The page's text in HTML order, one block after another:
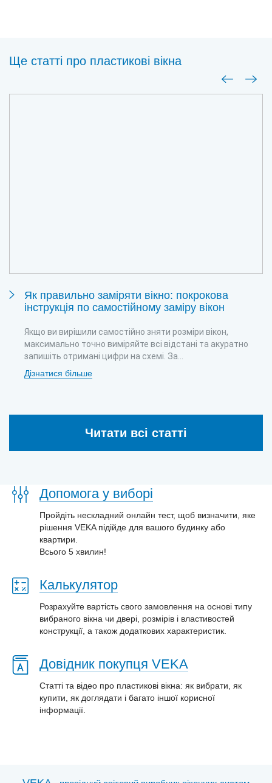
Ще статті про пластиковi вiкна
Як правильно заміряти вікно: покрокова
інструкція по самостійному заміру вікон
Якщо ви вирішили самостійно зняти розміри вікон,
максимально точно виміряйте всі відстані та акуратно
запишіть отримані цифри на схемі. За...
Дізнатися більше
Читати всі статті
Допомога у виборі
Пройдіть нескладний онлайн тест, щоб визначити, яке
рішення VEKA підійде для вашого будинку або
квартири.
Всього 5 хвилин!
Калькулятор
Розрахуйте вартість свого замовлення на основі типу
вибраного вікна чи двері, розмірів і властивостей
конструкції, а також додаткових характеристик.
Довідник покупця VEKA
Статті та відео про пластиковi вікна: як вибрати, як
купити, як доглядати і багато іншої корисної
інформації.